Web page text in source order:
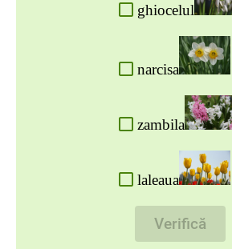
ghiocelul
narcisa
zambila
laleaua
Verifică